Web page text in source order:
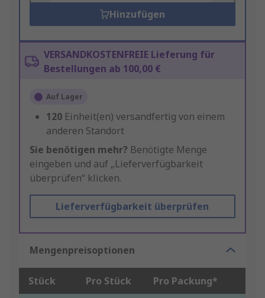
Hinzufügen
VERSANDKOSTENFREIE Lieferung für
Bestellungen ab 100,00 €
Auf Lager
120 Einheit(en) versandfertig von einem
anderen Standort
Sie benötigen mehr? Benötigte Menge
eingeben und auf „Lieferverfügbarkeit
überprüfen“ klicken.
Lieferverfügbarkeit überprüfen
Mengenpreisoptionen
Stück Pro Stück Pro Packung*